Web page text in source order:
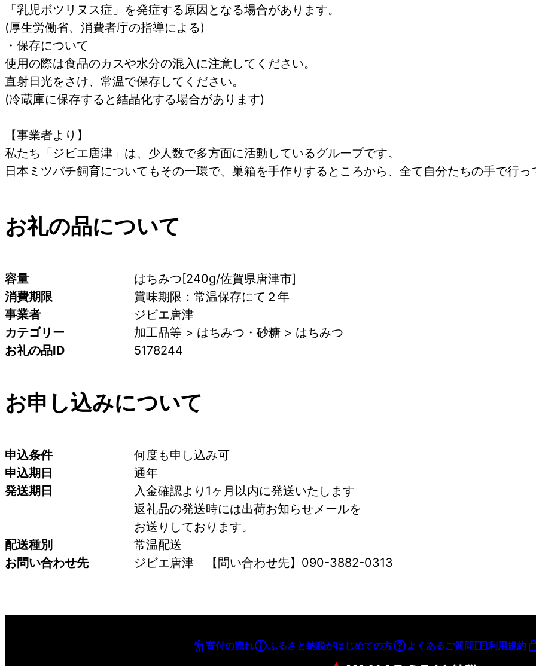
「乳児ボツリヌス症」を発症する原因となる場合があります。
(厚生労働省、消費者庁の指導による)
・保存について
使用の際は食品のカスや水分の混入に注意してください。
直射日光をさけ、常温で保存してください。
(冷蔵庫に保存すると結晶化する場合があります)
【事業者より】
私たち「ジビエ唐津」は、少人数で多方面に活動しているグループです。
日本ミツバチ飼育についてもその一環で、巣箱を手作りするところから、全て自分たちの手で行っ
お礼の品について
容量
はちみつ[240g/佐賀県唐津市]
消費期限
賞味期限：常温保存にて２年
事業者
ジビエ唐津
カテゴリー
加工品等 > はちみつ・砂糖 > はちみつ
お礼の品ID
5178244
お申し込みについて
申込条件
何度も申し込み可
申込期日
通年
発送期日
入金確認より1ヶ月以内に発送いたします
返礼品の発送時には出荷お知らせメールを
お送りしております。
配送種別
常温配送
お問い合わせ先
ジビエ唐津　【問い合わせ先】090-3882-0313
寄付の流れ ふるさと納税がはじめての方 よくあるご質問 利用規約